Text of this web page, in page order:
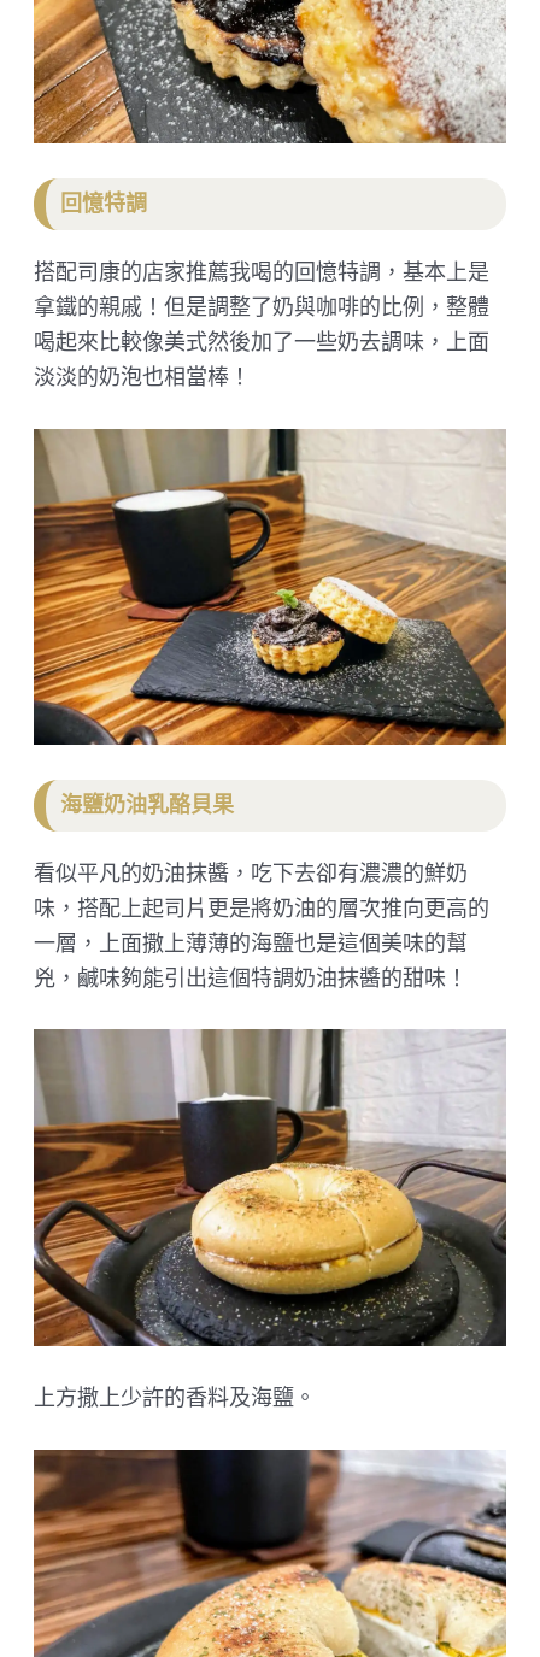
回憶特調
搭配司康的店家推薦我喝的回憶特調，基本上是
拿鐵的親戚！但是調整了奶與咖啡的比例，整體
喝起來比較像美式然後加了一些奶去調味，上面
淡淡的奶泡也相當棒！
海鹽奶油乳酪貝果
看似平凡的奶油抹醬，吃下去卻有濃濃的鮮奶
味，搭配上起司片更是將奶油的層次推向更高的
一層，上面撒上薄薄的海鹽也是這個美味的幫
兇，鹹味夠能引出這個特調奶油抹醬的甜味！
上方撒上少許的香料及海鹽。